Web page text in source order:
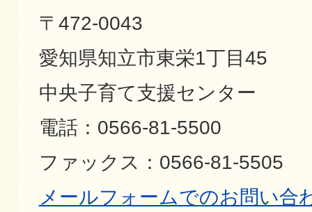
〒472-0043
愛知県知立市東栄1丁目45
中央子育て支援センター
電話：0566-81-5500
ファックス：0566-81-5505
メールフォームでのお問い合